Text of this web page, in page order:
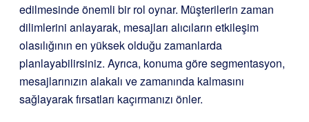
edilmesinde önemli bir rol oynar. Müşterilerin zaman
dilimlerini anlayarak, mesajları alıcıların etkileşim
olasılığının en yüksek olduğu zamanlarda
planlayabilirsiniz. Ayrıca, konuma göre segmentasyon,
mesajlarınızın alakalı ve zamanında kalmasını
sağlayarak fırsatları kaçırmanızı önler.